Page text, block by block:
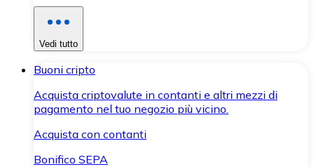
Vedi tutto
Buoni cripto
Acquista criptovalute in contanti e altri mezzi di
pagamento nel tuo negozio più vicino.
Acquista con contanti
Bonifico SEPA